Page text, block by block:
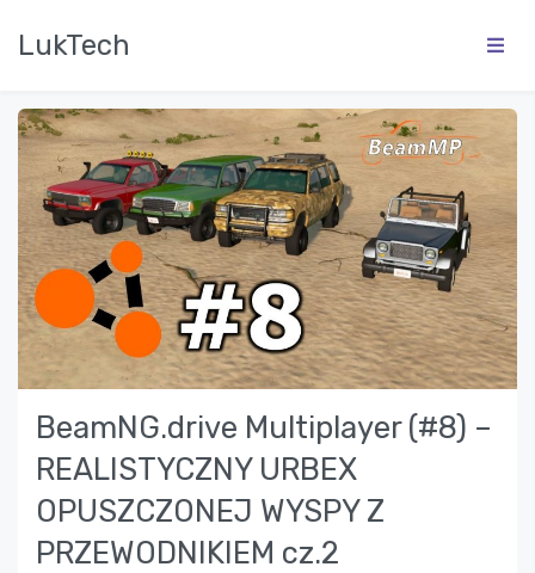
LukTech
BeamNG.drive Multiplayer (#8) –
REALISTYCZNY URBEX
OPUSZCZONEJ WYSPY Z
PRZEWODNIKIEM cz.2